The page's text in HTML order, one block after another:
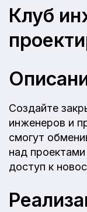
Клуб
Создайте
инженеров и
смогут
над
доступ к